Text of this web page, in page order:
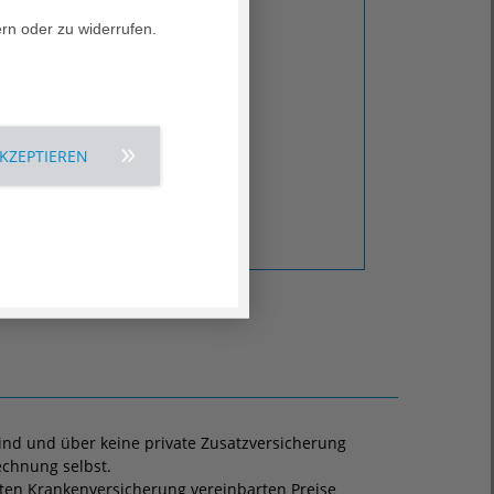
und über keine private Zusatzversicherung
selbst.
Krankenversicherung vereinbarten Preise
oder zu widerrufen.